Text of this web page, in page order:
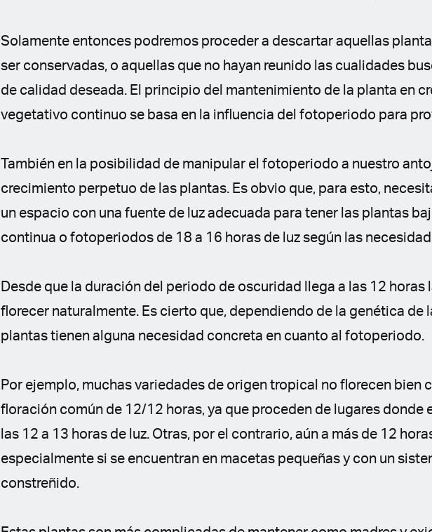
Solamente entonces podremos proceder a descartar aquellas
ser conservadas, o aquellas que no hayan reunido las cualidades
de calidad deseada. El principio del mantenimiento de la planta en
vegetativo continuo se basa en la influencia del fotoperiodo para
También en la posibilidad de manipular el fotoperiodo a nuestro
crecimiento perpetuo de las plantas. Es obvio que, para esto,
un espacio con una fuente de luz adecuada para tener las plantas
continua o fotoperiodos de 18 a 16 horas de luz según las
Desde que la duración del periodo de oscuridad llega a las 12 horas
florecer naturalmente. Es cierto que, dependiendo de la genética de
plantas tienen alguna necesidad concreta en cuanto al fotoperiodo.
Por ejemplo, muchas variedades de origen tropical no florecen bien
floración común de 12/12 horas, ya que proceden de lugares donde
las 12 a 13 horas de luz. Otras, por el contrario, aún a más de 12
especialmente si se encuentran en macetas pequeñas y con un
constreñido.